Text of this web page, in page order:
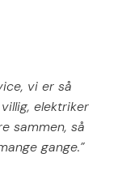
vi er så
elektriker
sammen, så
gange.”